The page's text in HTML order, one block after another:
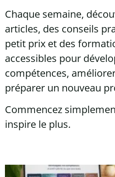
Chaque semaine,
articles, des conseils
petit prix et des
accessibles pour
compétences,
préparer un nouveau
Commencez
inspire le plus.